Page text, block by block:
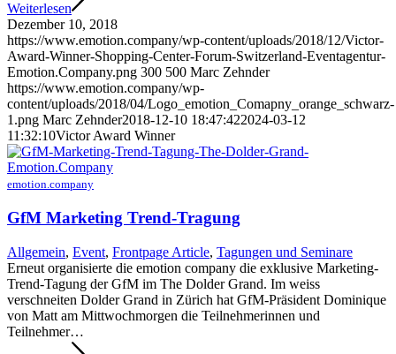
Weiterlesen
Dezember 10, 2018
https://www.emotion.company/wp-content/uploads/2018/12/Victor-
Award-Winner-Shopping-Center-Forum-Switzerland-Eventagentur-
Emotion.Company.png 300 500 Marc Zehnder
https://www.emotion.company/wp-
content/uploads/2018/04/Logo_emotion_Comapny_orange_schwarz-
1.png Marc Zehnder2018-12-10 18:47:422024-03-12
11:32:10Victor Award Winner
emotion.company
GfM Marketing Trend-Tragung
Allgemein, Event, Frontpage Article, Tagungen und Seminare
Erneut organisierte die emotion company die exklusive Marketing-
Trend-Tagung der GfM im The Dolder Grand. Im weiss
verschneiten Dolder Grand in Zürich hat GfM-Präsident Dominique
von Matt am Mittwochmorgen die Teilnehmerinnen und
Teilnehmer…